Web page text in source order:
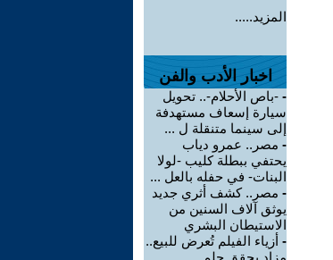
المزيد.....
اخبار الأدب والفن
- -باص الأحلام-.. تحويل
سيارة إسعاف مستهدفة
إلى سينما متنقلة ل ...
- مصر.. عمرو دياب
يحتفي ببطلة كليب -لولا
البنات- في حفله بالعل ...
- مصر.. كشف أثري جديد
يوثق آلاف السنين من
الاستيطان البشري
- أزياء الفيلم تُعرض للبيع..
مزاد يحقق حلم